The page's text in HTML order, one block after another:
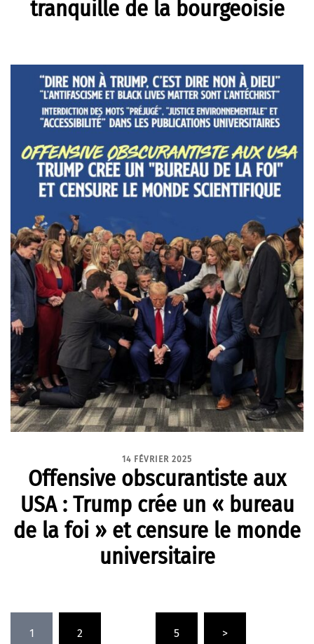
tranquille de la bourgeoisie
14 FÉVRIER 2025
Offensive obscurantiste aux
USA : Trump crée un « bureau
de la foi » et censure le monde
universitaire
des1 2 5 >